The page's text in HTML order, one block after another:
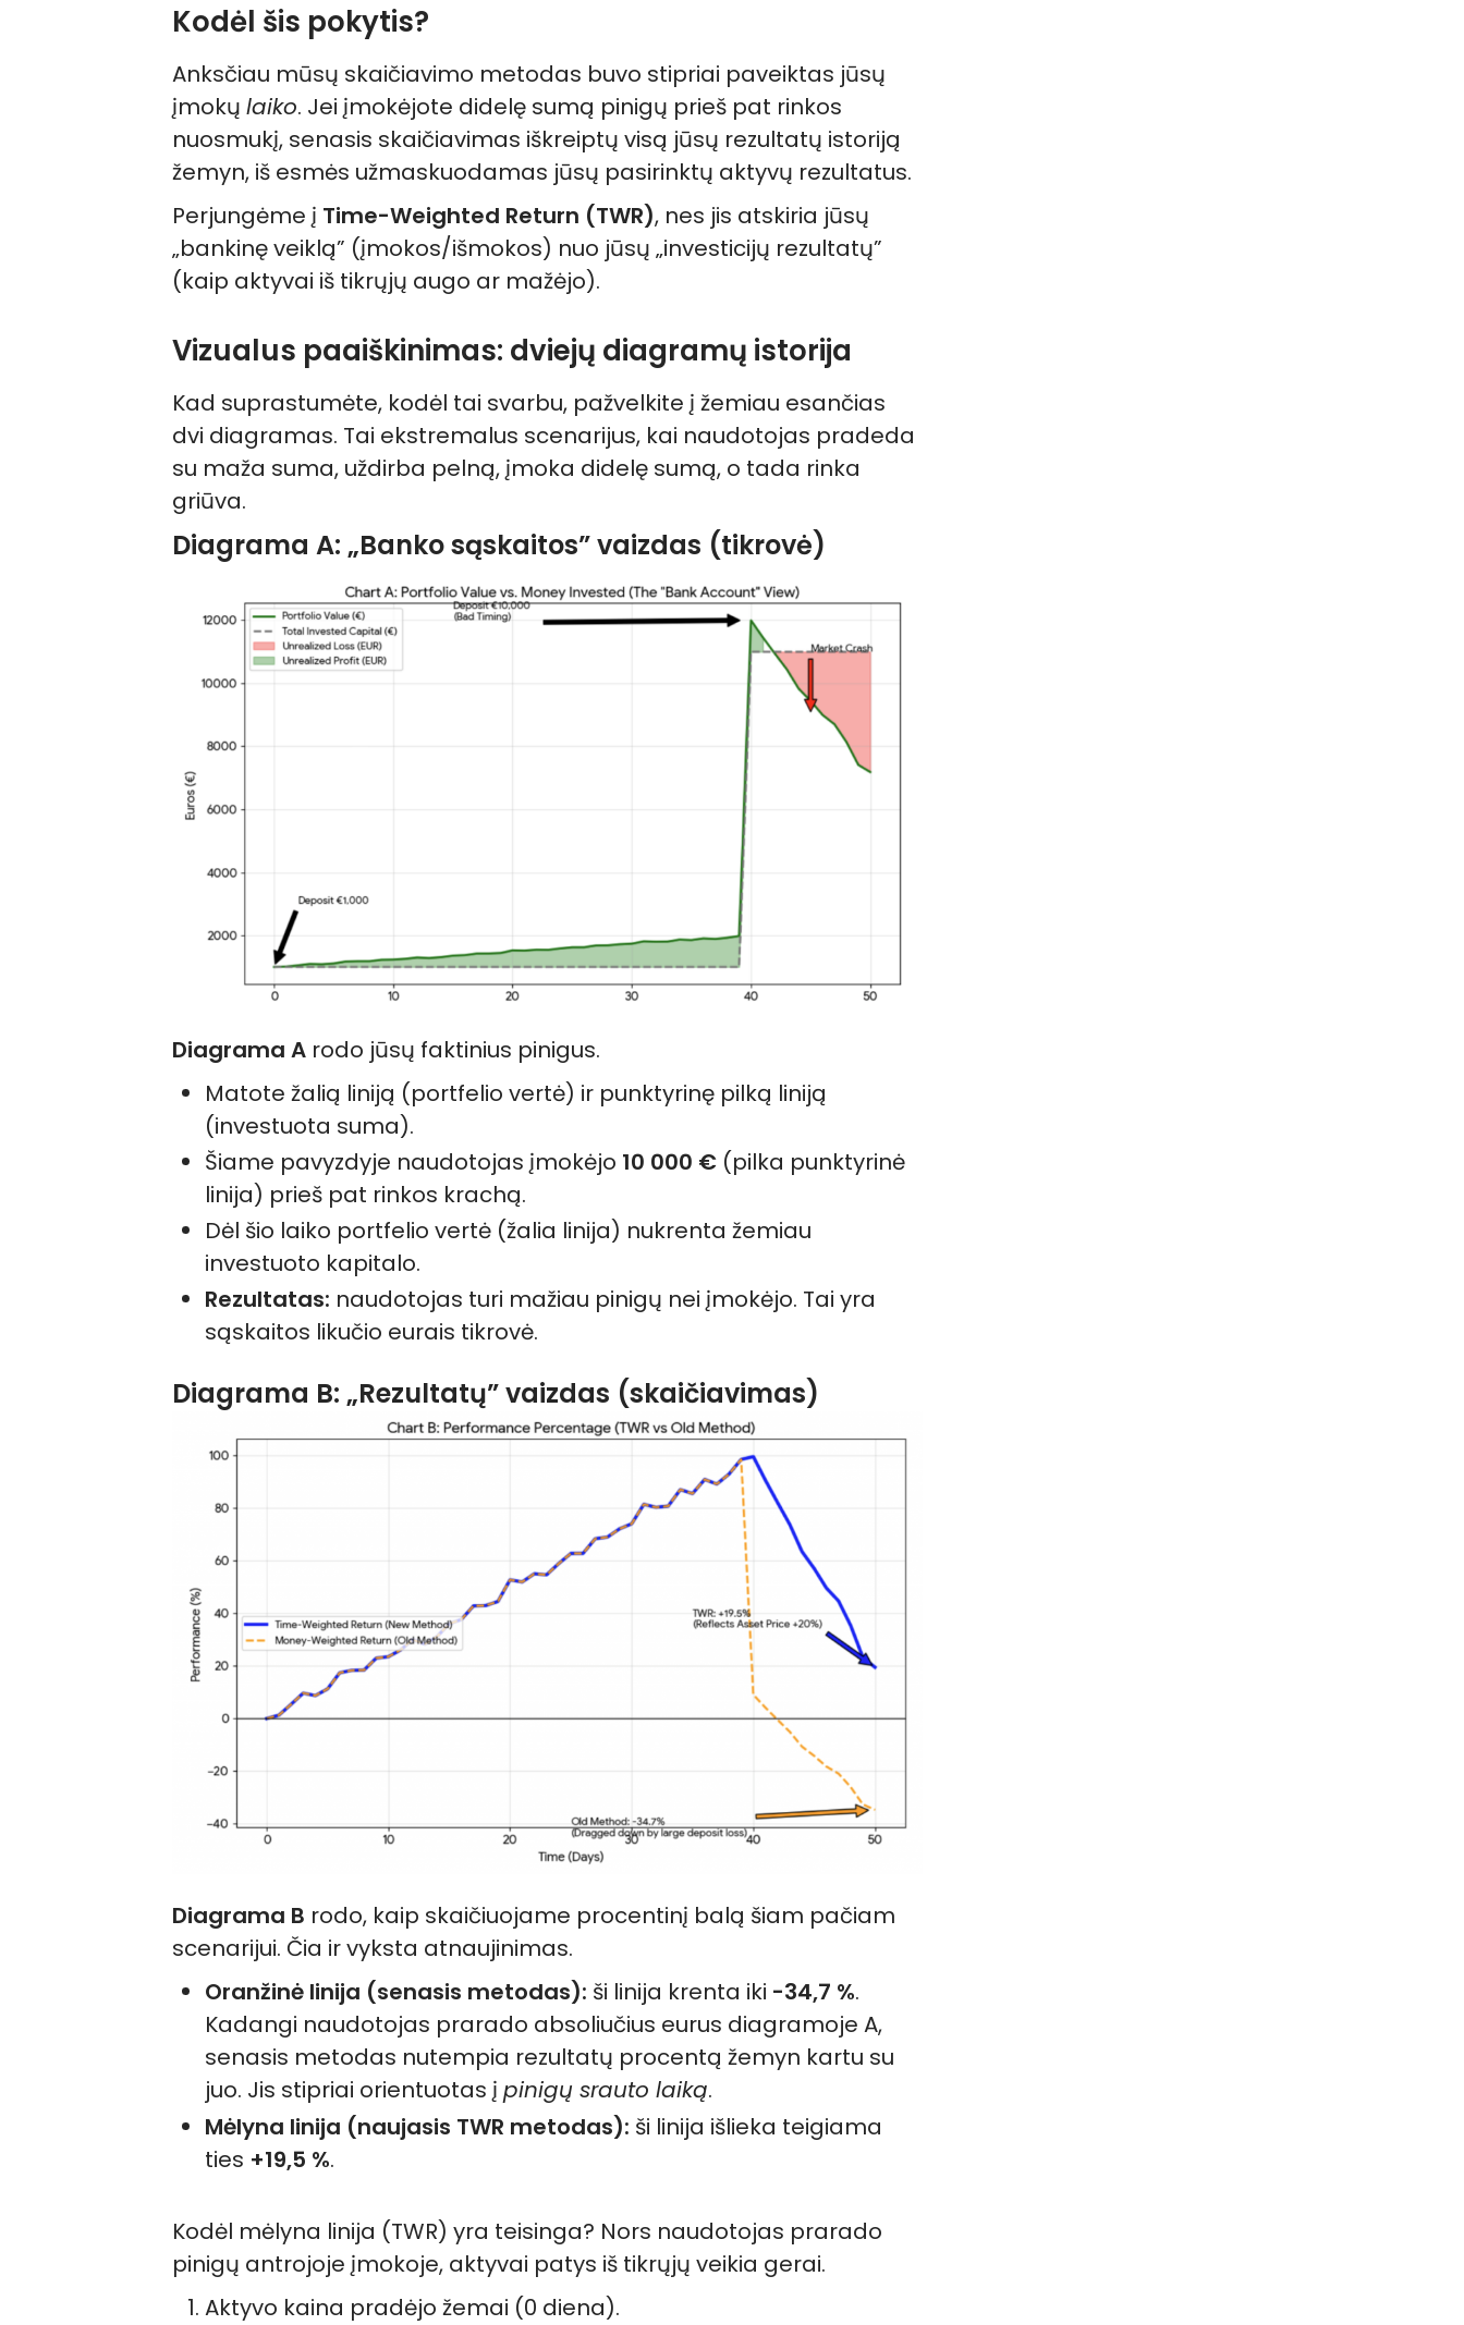
Kodėl šis pokytis?
Anksčiau mūsų skaičiavimo metodas buvo stipriai paveiktas jūsų
įmokų laiko. Jei įmokėjote didelę sumą pinigų prieš pat rinkos
nuosmukį, senasis skaičiavimas iškreiptų visą jūsų rezultatų istoriją
žemyn, iš esmės užmaskuodamas jūsų pasirinktų aktyvų rezultatus.
Perjungėme į Time-Weighted Return (TWR), nes jis atskiria jūsų
„bankinę veiklą” (įmokos/išmokos) nuo jūsų „investicijų rezultatų”
(kaip aktyvai iš tikrųjų augo ar mažėjo).
Vizualus paaiškinimas: dviejų diagramų istorija
Kad suprastumėte, kodėl tai svarbu, pažvelkite į žemiau esančias
dvi diagramas. Tai ekstremalus scenarijus, kai naudotojas pradeda
su maža suma, uždirba pelną, įmoka didelę sumą, o tada rinka
griūva.
Diagrama A: „Banko sąskaitos” vaizdas (tikrovė)
Diagrama Arodo jūsų faktinius pinigus.
Matote žalią liniją (portfelio vertė) ir punktyrinę pilką liniją
(investuota suma).
Šiame pavyzdyje naudotojas įmokėjo 10 000 €(pilka punktyrinė
linija) prieš pat rinkos krachą.
Dėl šio laiko portfelio vertė (žalia linija) nukrenta žemiau
investuoto kapitalo.
Rezultatas: naudotojas turi mažiau pinigų nei įmokėjo. Tai yra
sąskaitos likučio eurais tikrovė.
Diagrama B: „Rezultatų” vaizdas (skaičiavimas)
Diagrama B rodo, kaip skaičiuojame procentinį balą šiam pačiam
scenarijui. Čia ir vyksta atnaujinimas.
Oranžinė linija (senasis metodas): ši linija krenta iki -34,7 %.
Kadangi naudotojas prarado absoliučius eurus diagramoje A,
senasis metodas nutempia rezultatų procentą žemyn kartu su
juo. Jis stipriai orientuotas į pinigų srauto laiką.
Mėlyna linija (naujasis TWR metodas): ši linija išlieka teigiama
ties +19,5 %.
Kodėl mėlyna linija (TWR) yra teisinga? Nors naudotojas prarado
pinigų antrojoje įmokoje, aktyvai patys iš tikrųjų veikia gerai.
Aktyvo kaina pradėjo žemai (0 diena).